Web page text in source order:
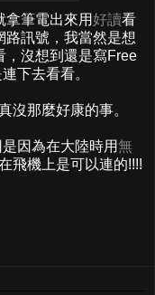
拿筆電出來用好讀看
路訊號，我當然是想
，沒想到還是寫Free
下去看看。
沒那麼好康的事。
因為在大陸時用無
飛機上是可以連的!!!!